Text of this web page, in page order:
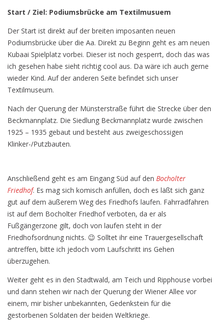
Start / Ziel: Podiumsbrücke am Textilmusuem
Der Start ist direkt auf der breiten imposanten neuen
Podiumsbrücke über die Aa. Direkt zu Beginn geht es am neuen
Kubaai Spielplatz vorbei. Dieser ist noch gesperrt, doch das was
ich gesehen habe sieht richtig cool aus. Da wäre ich auch gerne
wieder Kind. Auf der anderen Seite befindet sich unser
Textilmuseum.
Nach der Querung der Münsterstraße führt die Strecke über den
Beckmannplatz. Die Siedlung Beckmannplatz wurde zwischen
1925 – 1935 gebaut und besteht aus zweigeschossigen
Klinker-/Putzbauten.
Anschließend geht es am Eingang Süd auf den Bocholter
Friedhof. Es mag sich komisch anfüllen, doch es läßt sich ganz
gut auf dem äußerem Weg des Friedhofs laufen. Fahrradfahren
ist auf dem Bocholter Friedhof verboten, da er als
Fußgängerzone gilt, doch von laufen steht in der
Friedhofsordnung nichts. 😉 Solltet ihr eine Trauergesellschaft
antreffen, bitte ich jedoch vom Laufschritt ins Gehen
überzugehen.
Weiter geht es in den Stadtwald, am Teich und Ripphouse vorbei
und dann stehen wir nach der Querung der Wiener Allee vor
einem, mir bisher unbekannten, Gedenkstein für die
gestorbenen Soldaten der beiden Weltkriege.